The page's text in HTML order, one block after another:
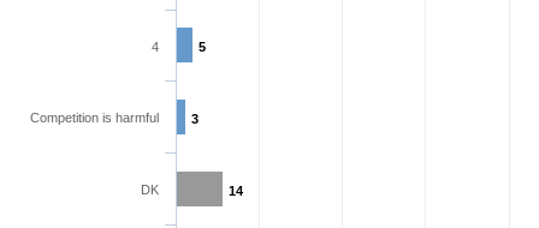
5
3
14
4
Competition is harmful
DK